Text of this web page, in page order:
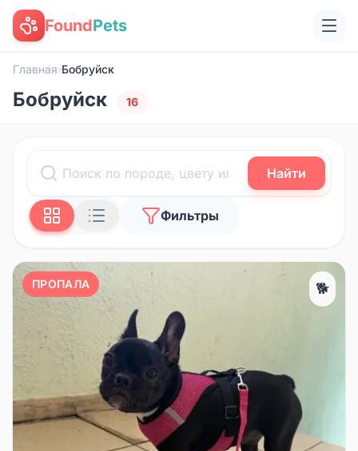
FoundPets
Главная›Бобруйск
Бобруйск 16
Найти
Фильтры
ПРОПАЛА 🐕